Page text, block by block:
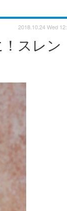
スレン
2018.10.24 Wed